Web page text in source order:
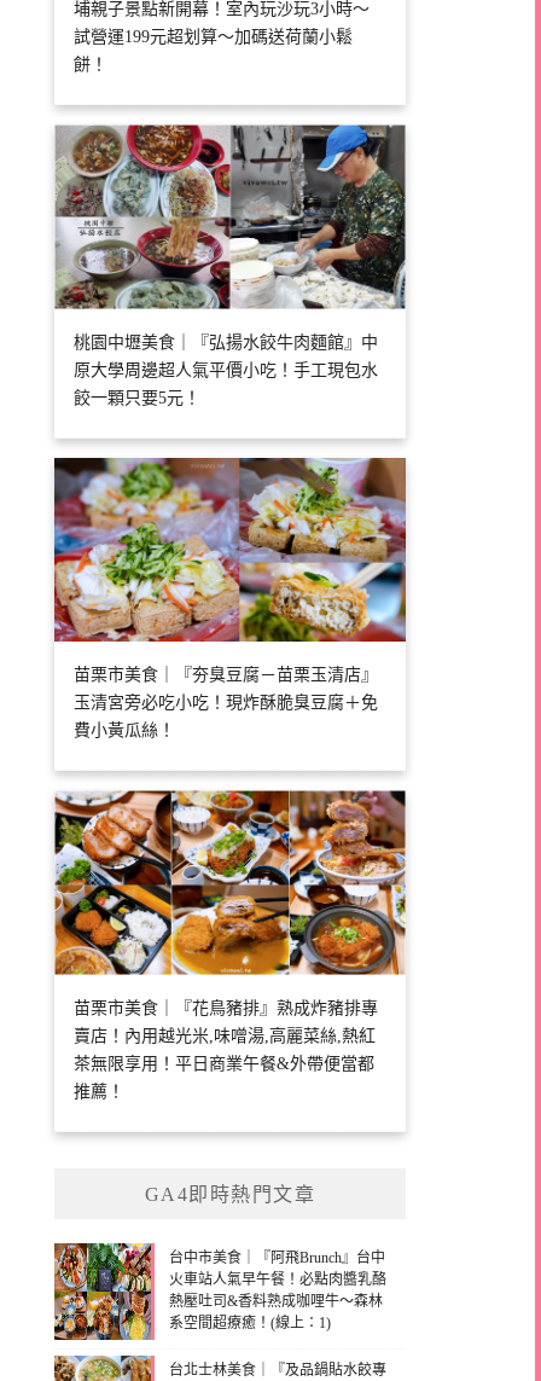
埔親子景點新開幕！室內玩沙玩3小時～
試營運199元超划算～加碼送荷蘭小鬆
餅！
桃園中壢美食｜『弘揚水餃牛肉麵館』中
原大學周邊超人氣平價小吃！手工現包水
餃一顆只要5元！
苗栗市美食｜『夯臭豆腐－苗栗玉清店』
玉清宮旁必吃小吃！現炸酥脆臭豆腐＋免
費小黃瓜絲！
苗栗市美食｜『花鳥豬排』熟成炸豬排專
賣店！內用越光米,味噌湯,高麗菜絲,熱紅
茶無限享用！平日商業午餐&外帶便當都
推薦！
GA4即時熱門文章
台中市美食｜『阿飛Brunch』台中
火車站人氣早午餐！必點肉醬乳酪
熱壓吐司&香料熟成咖哩牛～森林
系空間超療癒！(線上：1)
台北士林美食｜『及品鍋貼水餃專